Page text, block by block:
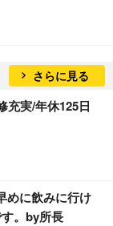
さらに見る
充実/年休125日
めに飲みに行け
。by所長